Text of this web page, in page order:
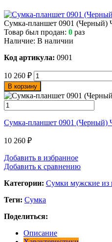
Сумка-планшет 0901 (Черный)
Товар был продан: 0 раз
Наличие: В наличии
Код артикула: 0901
10 260 ₽
В корзину
Сумка-планшет 0901 (Черный)
10 260 ₽
Добавить в избранное
Добавить к сравнению
Категории: Сумки мужские из
Теги: Сумка
Поделиться:
Описание